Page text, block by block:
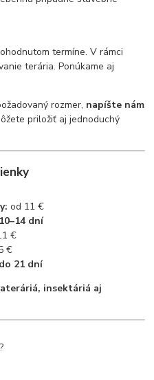
termíne. V rámci
terária. Ponúkame aj
rozmer, napíšte nám
priložiť aj jednoduchý
od 11 €
10–14 dní
€
€
do 21 dní
insektáriá aj